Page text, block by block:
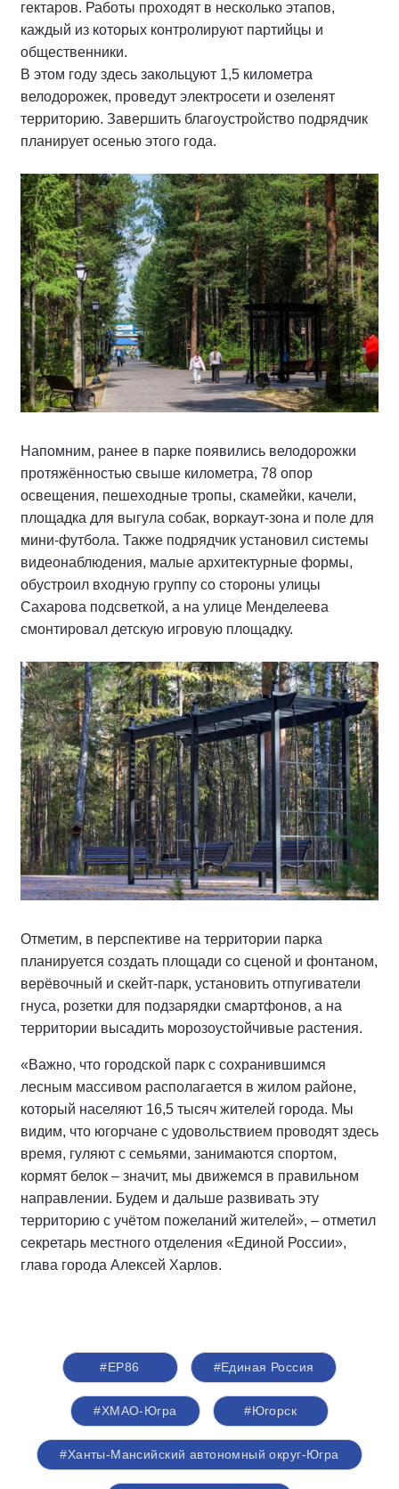
гектаров. Работы проходят в несколько этапов,
каждый из которых контролируют партийцы и
общественники.
В этом году здесь закольцуют 1,5 километра
велодорожек, проведут электросети и озеленят
территорию. Завершить благоустройство подрядчик
планирует осенью этого года.
Напомним, ранее в парке появились велодорожки
протяжённостью свыше километра, 78 опор
освещения, пешеходные тропы, скамейки, качели,
площадка для выгула собак, воркаут-зона и поле для
мини-футбола. Также подрядчик установил системы
видеонаблюдения, малые архитектурные формы,
обустроил входную группу со стороны улицы
Сахарова подсветкой, а на улице Менделеева
смонтировал детскую игровую площадку.
Отметим, в перспективе на территории парка
планируется создать площади со сценой и фонтаном,
верёвочный и скейт-парк, установить отпугиватели
гнуса, розетки для подзарядки смартфонов, а на
территории высадить морозоустойчивые растения.
«Важно, что городской парк с сохранившимся
лесным массивом располагается в жилом районе,
который населяют 16,5 тысяч жителей города. Мы
видим, что югорчане с удовольствием проводят здесь
время, гуляют с семьями, занимаются спортом,
кормят белок – значит, мы движемся в правильном
направлении. Будем и дальше развивать эту
территорию с учётом пожеланий жителей», – отметил
секретарь местного отделения «Единой России»,
глава города Алексей Харлов.
#ЕР86 #Единая Россия
#ХМАО-Югра #Югорск
#Ханты-Мансийский автономный округ-Югра